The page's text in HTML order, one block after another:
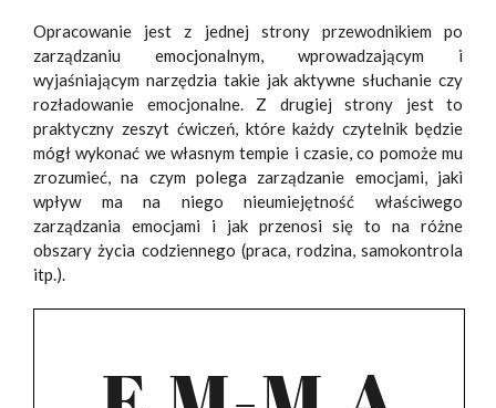
Opracowanie jest z jednej strony przewodnikiem po
zarządzaniu emocjonalnym, wprowadzającym i
wyjaśniającym narzędzia takie jak aktywne słuchanie czy
rozładowanie emocjonalne. Z drugiej strony jest to
praktyczny zeszyt ćwiczeń, które każdy czytelnik będzie
mógł wykonać we własnym tempie i czasie, co pomoże mu
zrozumieć, na czym polega zarządzanie emocjami, jaki
wpływ ma na niego nieumiejętność właściwego
zarządzania emocjami i jak przenosi się to na różne
obszary życia codziennego (praca, rodzina, samokontrola
itp.).